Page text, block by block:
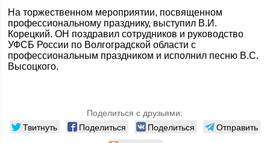
На торжественном мероприятии, посвященном
профессиональному празднику, выступил В.И.
Корецкий. ОН поздравил сотрудников и руководство
УФСБ России по Волгоградской области с
профессиональным праздником и исполнил песню В.С.
Высоцкого.
Поделиться с друзьями:
Твитнуть Поделиться Поделиться
Отправить